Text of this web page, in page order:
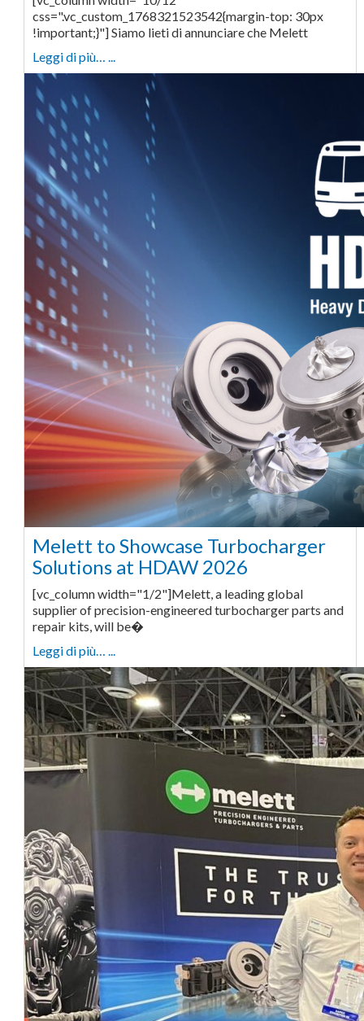
css=".vc_custom_1768321523542{margin-top: 30px
!important;}"] Siamo lieti di annunciare che Melett
Leggi di più… ...
Melett to Showcase Turbocharger
Solutions at HDAW 2026
[vc_column width="1/2"]Melett, a leading global
supplier of precision-engineered turbocharger parts and
repair kits, will be�
Leggi di più… ...